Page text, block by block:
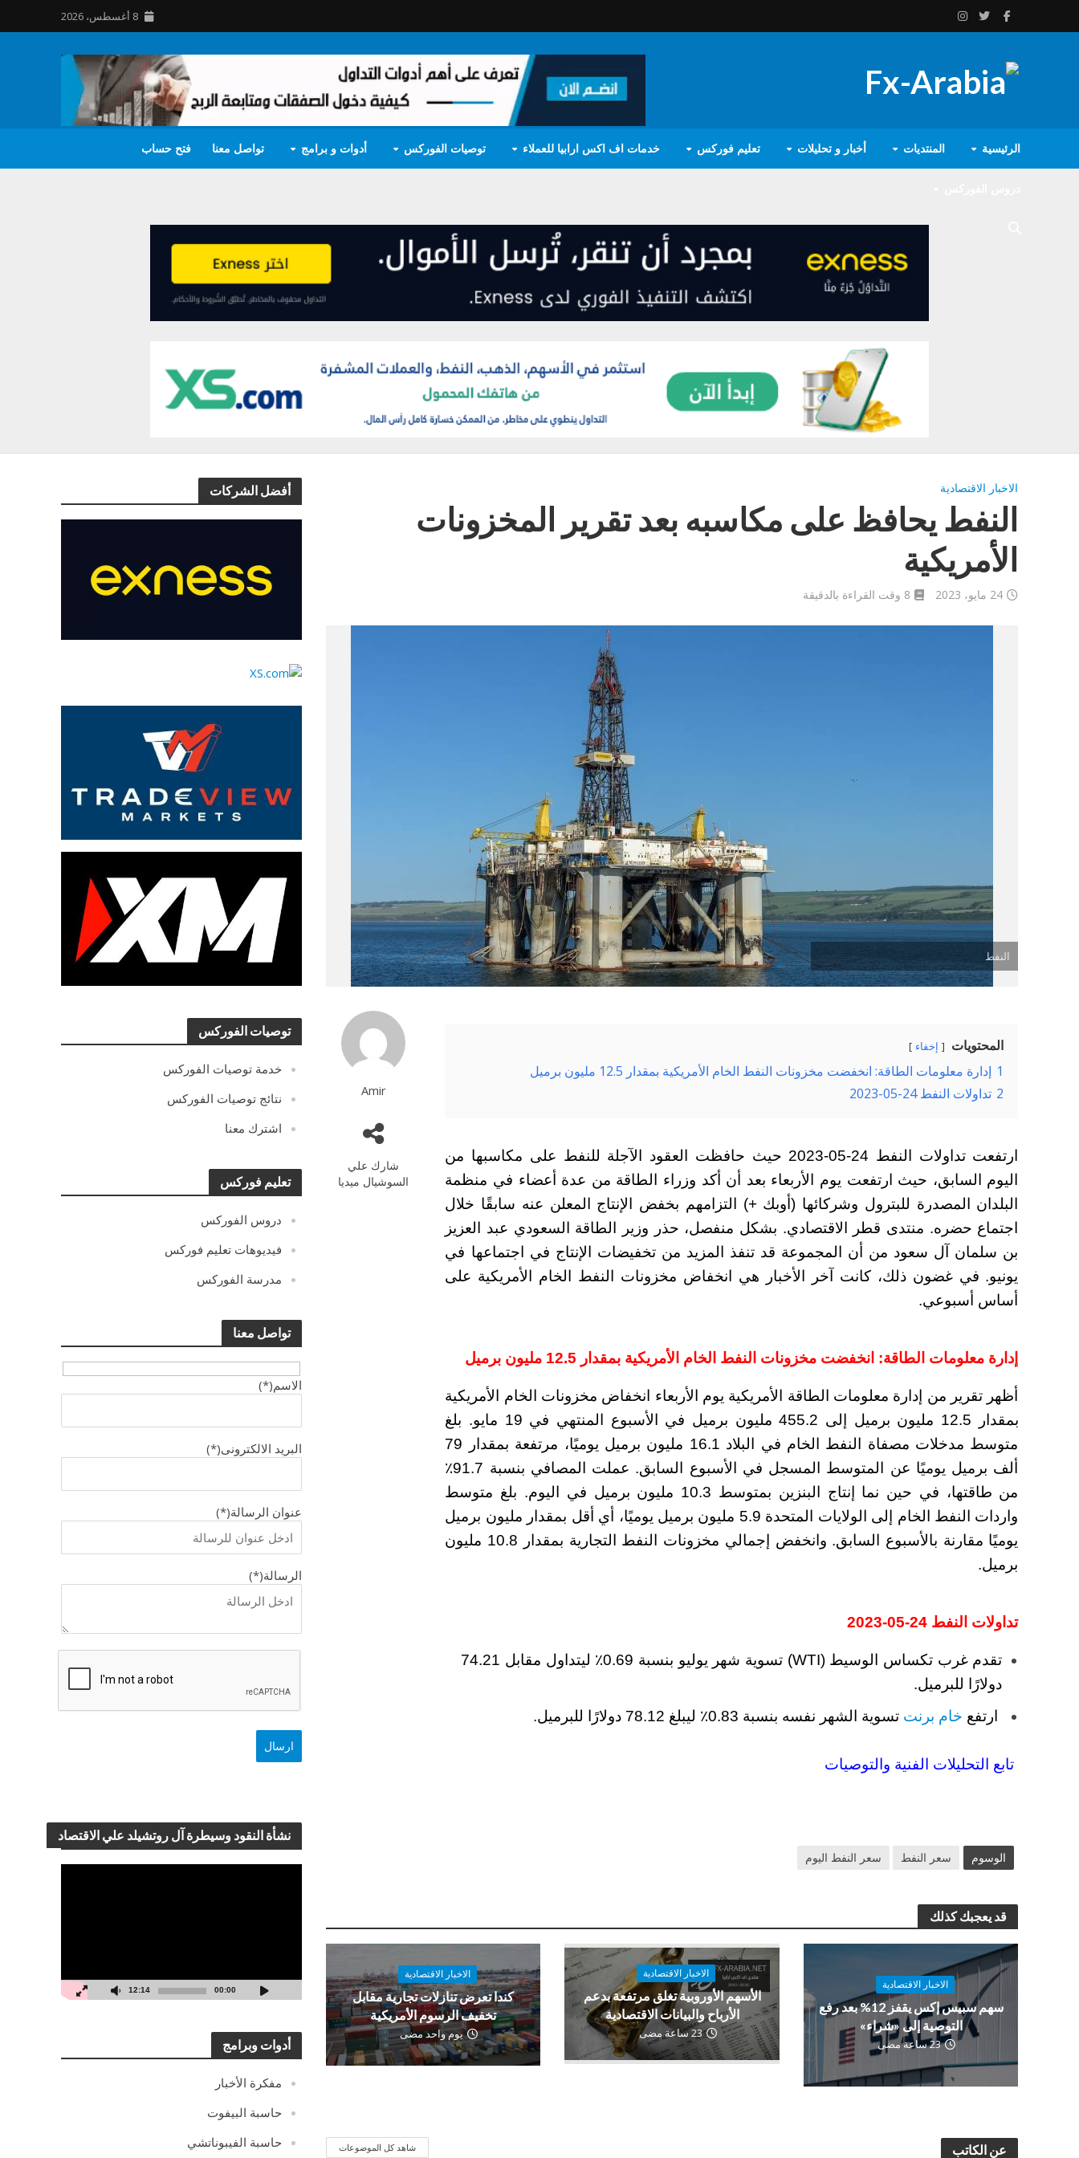
8 أغسطس، 2026
الرئيسية المنتديات أخبار و تحليلات تعليم فوركس خدمات اف اكس ارابيا للعملاء توصيات الفوركس أدوات و برامج تواصل معنا فتح حساب
أفضل الشركات
توصيات الفوركس
خدمة توصيات الفوركس
نتائج توصيات الفوركس
اشترك معنا
تعليم فوركس
دروس الفوركس
فيديوهات تعليم فوركس
مدرسة الفوركس
تواصل معنا
الاسم(*)
البريد الالكترونى(*)
عنوان الرسالة(*)
الرسالة(*)
نشأة النقود وسيطرة آل روتشيلد علي الاقتصاد
00:00
12:14
أدوات وبرامج
مفكرة الأخبار
حاسبة البيفوت
حاسبة الفيبوناتشي
الاخبار الاقتصادية
النفط يحافظ على مكاسبه بعد تقرير المخزونات
الأمريكية
24 مايو، 2023 8 وقت القراءة بالدقيقة
النفط
Amir
شارك علي
السوشيال ميديا
المحتويات إخفاء
1 إدارة معلومات الطاقة: انخفضت مخزونات النفط الخام الأمريكية بمقدار 12.5 مليون برميل
2 تداولات النفط 24-05-2023
ارتفعت تداولات النفط 24-05-2023 حيث حافظت العقود الآجلة للنفط على مكاسبها من
اليوم السابق، حيث ارتفعت يوم الأربعاء بعد أن أكد وزراء الطاقة من عدة أعضاء في منظمة
البلدان المصدرة للبترول وشركائها (أوبك +) التزامهم بخفض الإنتاج المعلن عنه سابقًا خلال
اجتماع حضره. منتدى قطر الاقتصادي. بشكل منفصل، حذر وزير الطاقة السعودي عبد العزيز
بن سلمان آل سعود من أن المجموعة قد تنفذ المزيد من تخفيضات الإنتاج في اجتماعها في
يونيو. في غضون ذلك، كانت آخر الأخبار هي انخفاض مخزونات النفط الخام الأمريكية على
أساس أسبوعي.
إدارة معلومات الطاقة: انخفضت مخزونات النفط الخام الأمريكية بمقدار 12.5 مليون برميل
أظهر تقرير من إدارة معلومات الطاقة الأمريكية يوم الأربعاء انخفاض مخزونات الخام الأمريكية
بمقدار 12.5 مليون برميل إلى 455.2 مليون برميل في الأسبوع المنتهي في 19 مايو. بلغ
متوسط مدخلات مصفاة النفط الخام في البلاد 16.1 مليون برميل يوميًا، مرتفعة بمقدار 79
ألف برميل يوميًا عن المتوسط المسجل في الأسبوع السابق. عملت المصافي بنسبة 91.7٪
من طاقتها، في حين نما إنتاج البنزين بمتوسط 10.3 مليون برميل في اليوم. بلغ متوسط
واردات النفط الخام إلى الولايات المتحدة 5.9 مليون برميل يوميًا، أي أقل بمقدار مليون برميل
يوميًا مقارنة بالأسبوع السابق. وانخفض إجمالي مخزونات النفط التجارية بمقدار 10.8 مليون
برميل.
تداولات النفط 24-05-2023
تقدم غرب تكساس الوسيط (WTI) تسوية شهر يوليو بنسبة 0.69٪ ليتداول مقابل 74.21
دولارًا للبرميل.
ارتفع خام برنت تسوية الشهر نفسه بنسبة 0.83٪ ليبلغ 78.12 دولارًا للبرميل.
تابع التحليلات الفنية والتوصيات
الوسوم سعر النفط سعر النفط اليوم
قد يعجبك كذلك
الاخبار الاقتصادية
سهم سبيس إكس يقفز 12% بعد رفع
التوصية إلى «شراء»
23 ساعة مضى
الاخبار الاقتصادية
الأسهم الأوروبية تغلق مرتفعة بدعم
الأرباح والبيانات الاقتصادية
23 ساعة مضى
الاخبار الاقتصادية
كندا تعرض تنازلات تجارية مقابل
تخفيف الرسوم الأمريكية
يوم واحد مضى
عن الكاتب شاهد كل الموضوعات